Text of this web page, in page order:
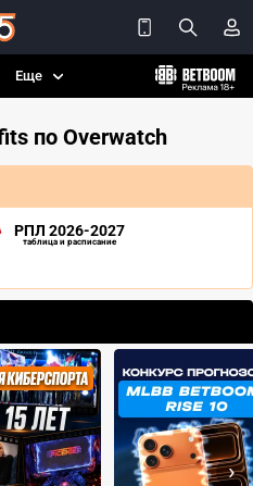
Еще
по Overwatch
РПЛ 2026-2027
таблица и расписание
›